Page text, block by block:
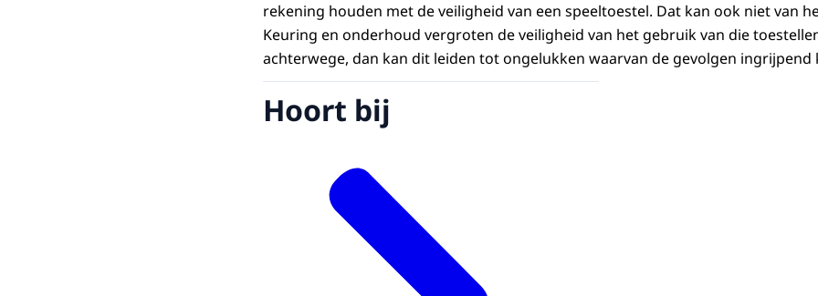
rekening houden met de veiligheid van een speeltoestel. Dat kan ook niet van
Keuring en onderhoud vergroten de veiligheid van het gebruik van die
achterwege, dan kan dit leiden tot ongelukken waarvan de gevolgen ingrijpend
Hoort bij